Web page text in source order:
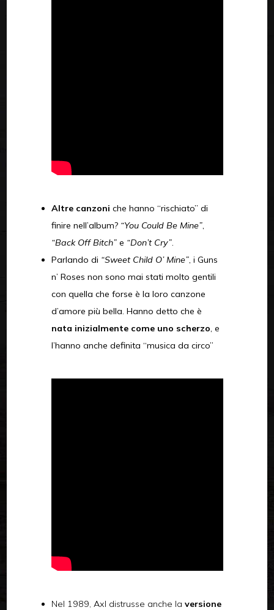
Altre canzoni che hanno “rischiato” di
finire nell’album? “You Could Be Mine”,
“Back Off Bitch”e “Don’t Cry”.
Parlando di “Sweet Child O’ Mine”, i Guns
n’ Roses non sono mai stati molto gentili
con quella che forse è la loro canzone
d’amore più bella. Hanno detto che è
nata inizialmente come uno scherzo, e
l’hanno anche definita “musica da circo”
Nel 1989, Axl distrusse anche la versione